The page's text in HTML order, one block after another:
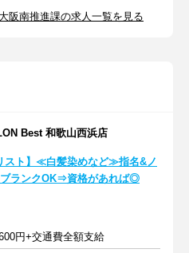
阪南推進課の求人一覧を見る
Best 和歌山西浜店
スト】≪白髪染めなど≫指名&ノ
ランクOK⇒資格があれば◎
円+交通費全額支給